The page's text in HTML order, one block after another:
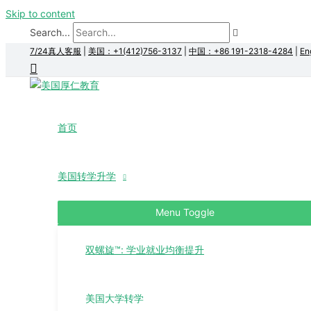
Skip to content
Search...
7/24真人客服 美国：+1(412)756-3137 中国：+86 191-2318-4284
首页
美国转学升学
Menu Toggle
双螺旋™: 学业就业均衡提升
美国大学转学